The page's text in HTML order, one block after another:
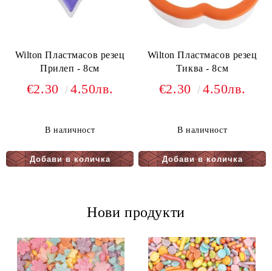
Wilton Пластмасов резец
Прилеп - 8см
€2.30 4.50лв.
В наличност
Wilton Пластмасов резец
Тиква - 8см
€2.30 4.50лв.
В наличност
Нови продукти